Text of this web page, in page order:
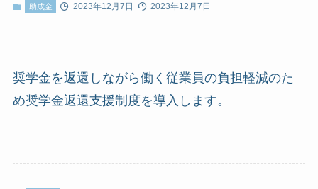
助成金 2023年12月7日 2023年12月7日
奨学金を返還しながら働く従業員の負担軽減のた
め奨学金返還支援制度を導入します。